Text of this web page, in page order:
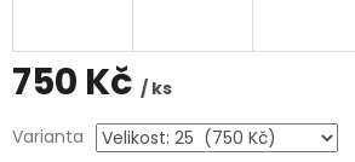
750 Kč / ks
cena:
Varianta